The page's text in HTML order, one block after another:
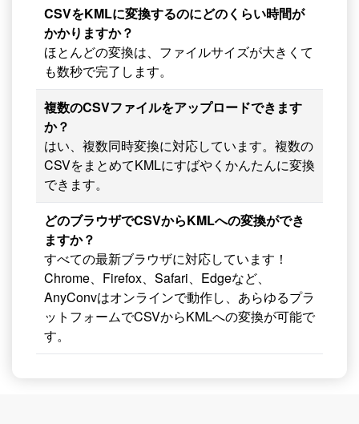
CSVをKMLに変換するのにどのくらい時間が
かかりますか？
ほとんどの変換は、ファイルサイズが大きくて
も数秒で完了します。
複数のCSVファイルをアップロードできます
か？
はい、複数同時変換に対応しています。複数の
CSVをまとめてKMLにすばやくかんたんに変換
できます。
どのブラウザでCSVからKMLへの変換ができ
ますか？
すべての最新ブラウザに対応しています！
Chrome、Firefox、Safari、Edgeなど、
AnyConvはオンラインで動作し、あらゆるプラ
ットフォームでCSVからKMLへの変換が可能で
す。